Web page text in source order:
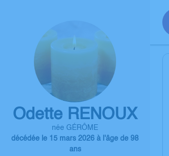
Odette RENOUX
née GÉRÔME
décédée le 15 mars 2026 à l'âge de 98
ans